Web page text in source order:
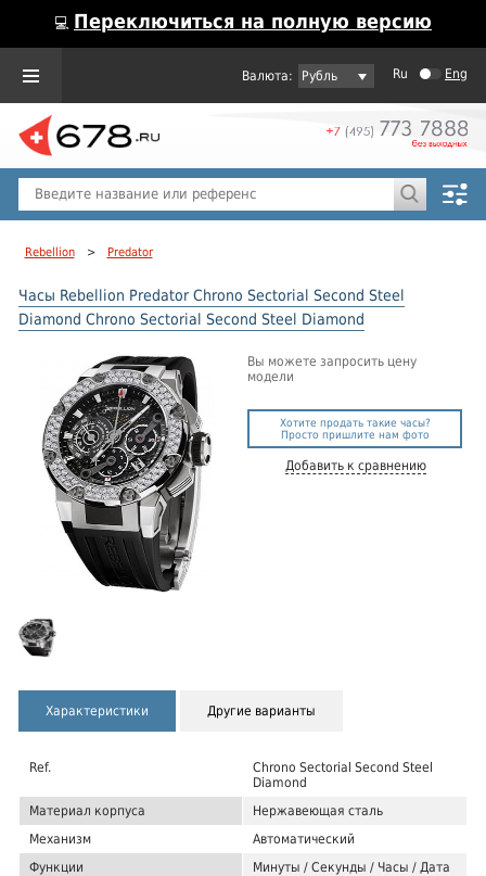
💻 Переключиться на полную версию
Рубль Ru Eng
Rebellion > Predator
Часы Rebellion Predator Chrono Sectorial Second Steel
Diamond Chrono Sectorial Second Steel Diamond
Вы можете запросить цену
модели
Хотите продать такие часы?
Просто пришлите нам фото
Добавить к сравнению
Характеристики Другие варианты
Ref.
Chrono Sectorial Second Steel
Diamond
Материал корпуса
Нержавеющая сталь
Механизм
Автоматический
Функции
Минуты / Секунды / Часы / Дата